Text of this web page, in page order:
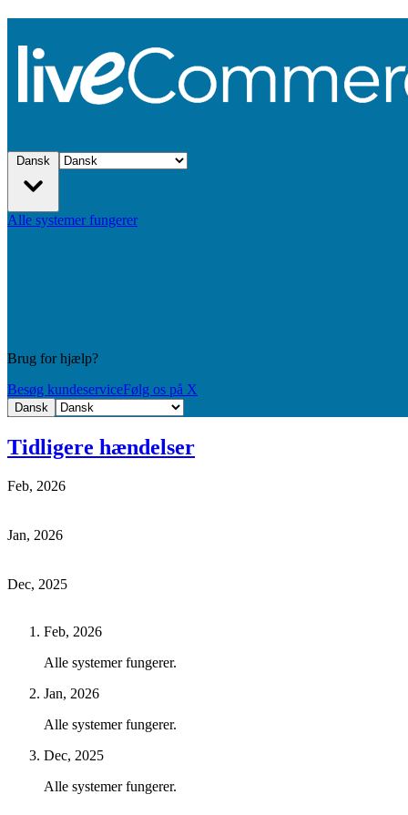
Dansk
Alle systemer fungerer
Brug for hjælp?
Besøg kundeserviceFølg os på X
Dansk
Tidligere hændelser
Feb, 2026
Jan, 2026
Dec, 2025
Feb, 2026
Alle systemer fungerer.
Jan, 2026
Alle systemer fungerer.
Dec, 2025
Alle systemer fungerer.